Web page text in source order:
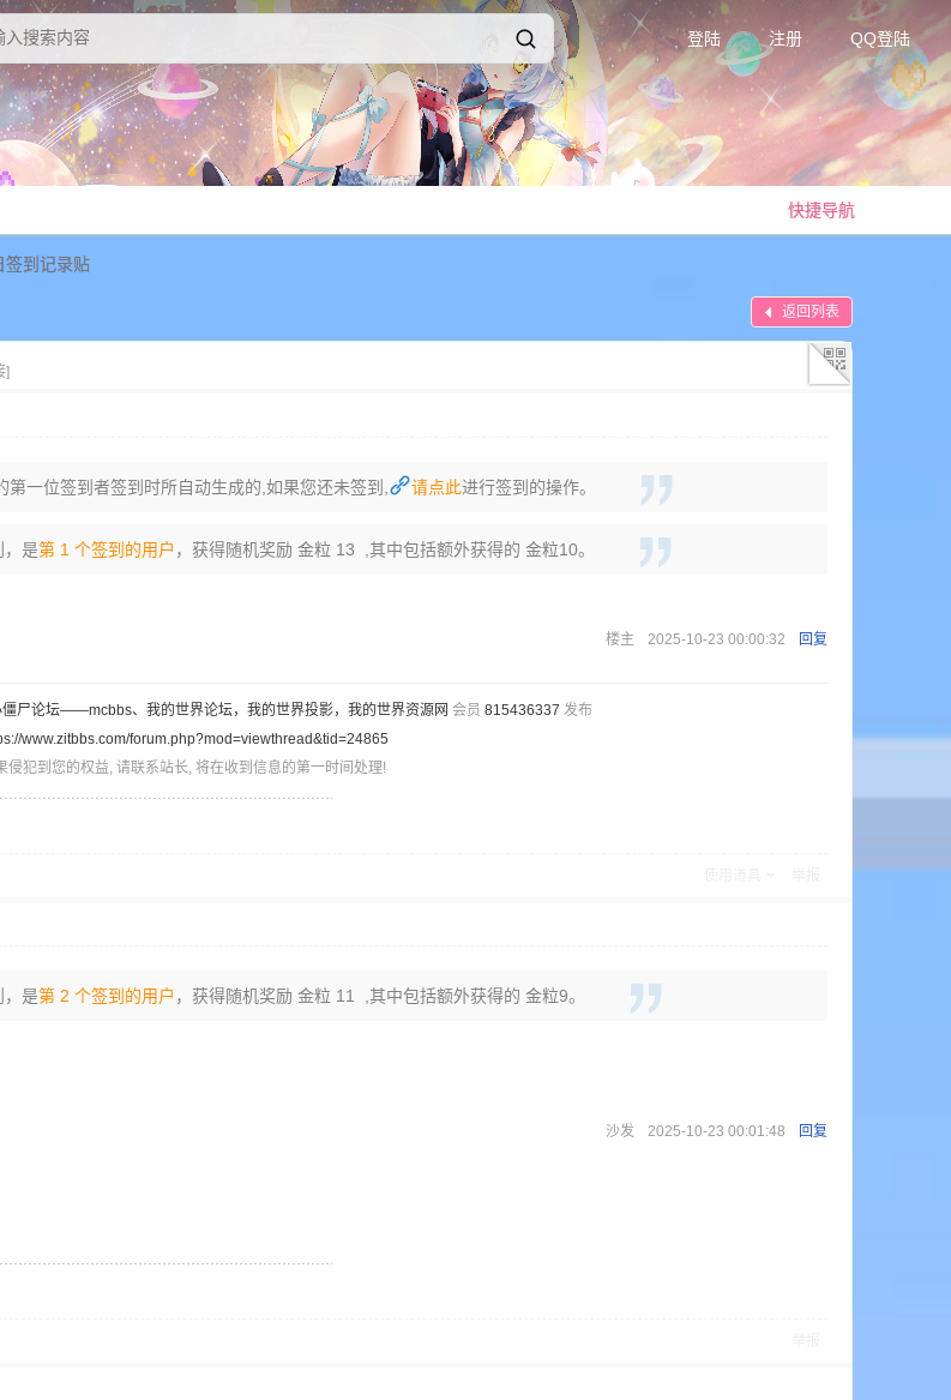
登陆 注册 QQ登陆
快捷导航
到记录贴
返回列表
]
一位签到者签到时所自动生成的,如果您还未签到, 请点此进行签到的操作。
，是第 1 个签到的用户 ，获得随机奖励 金粒 13 ,其中包括额外获得的 金粒10。
楼主 2025-10-23 00:00:32 回复
僵尸论坛——mcbbs、我的世界论坛，我的世界投影，我的世界资源网 会员 815436337 发布
www.zitbbs.com/forum.php?mod=viewthread&tid=24865
侵犯到您的权益, 请联系站长, 将在收到信息的第一时间处理!
，是第 2 个签到的用户 ，获得随机奖励 金粒 11 ,其中包括额外获得的 金粒9。
沙发 2025-10-23 00:01:48 回复